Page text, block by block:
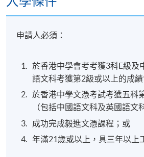
申請人必須：
於香港中學會考考獲3科E級及
語文科考獲第2級或以上的成
於香港中學文憑考試考獲五科
（包括中國語文科及英國語文
成功完成毅進文憑課程；或
年滿21歲或以上，具三年以上